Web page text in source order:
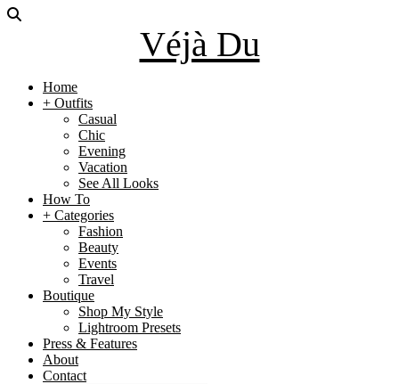
Véjà Du
Home
+ Outfits
Casual
Chic
Evening
Vacation
See All Looks
How To
+ Categories
Fashion
Beauty
Events
Travel
Boutique
Shop My Style
Lightroom Presets
Press & Features
About
Contact